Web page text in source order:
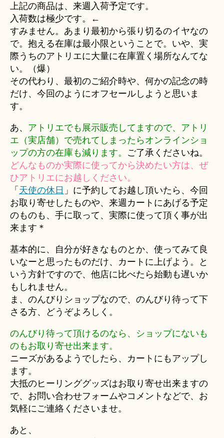
上記の商品は、来週入荷予定です。
入荷数は極少です。←
すみません。あまり最初から張り切るのイヤなの
で。抱える在庫は最小限ということで。いや、実
際うちのアトリエに大量に在庫置く場所なんてな
い。（爆）
その代わり、最初のご紹介時や、何かの記念の時
だけ、今回のようにオフセールしようと思いま
す。
あ、 アトリエでも展示販売してますので、アトリ
エ（実店舗）で売れてしまったらオンラインショ
ップの方の在庫も減ります。 ご了承くださいね。
どんなものか実際に使ってから決めたい方は、ぜ
ひアトリエにお越しください。
「 天使の休日 」に予約してお越し頂いたら、今回
お取り寄せしたものや、来週カートにあげる予定
のものも、手に取って、実際に使って頂く事が出
来ます＊
基本的に、自分が好きなものとか、使ってみて良
いなーと思ったものだけ、カートに上げよう。と
いう方針ですので、他店に比べたら始動も遅いか
もしれません。
ま、のんびりショップなので、のんびり待って下
さる方、どうぞよろしく。
のんびり待って頂けるのなら、ショップにないも
のもお取り寄せ出来ます。
ニーズがあるようでしたら、カートにもアップし
ます。
大抵のヒーリンググッズはお取り寄せ出来ますの
で、お問い合わせフォームやコメントなどで、お
気軽にご連絡くださいませ。
あと、